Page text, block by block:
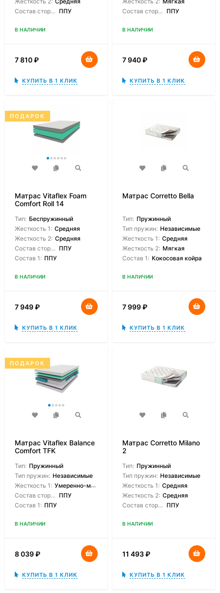
Состав сторон: ППУ
В НАЛИЧИИ
7 810₽
КУПИТЬ В 1 КЛИК
Состав сторон: ППУ
В НАЛИЧИИ
7 940₽
КУПИТЬ В 1 КЛИК
ПОДАРОК
Матрас Vitaflex Foam
Comfort Roll 14
Тип: Беспружинный
Жесткость 1: Средняя
Жесткость 2: Средняя
Состав сторон: ППУ
Состав 1: ППУ
В НАЛИЧИИ
7 949₽
КУПИТЬ В 1 КЛИК
Матрас Corretto Bella
Тип: Пружинный
Тип пружин: Независимые
Жесткость 1: Средняя
Жесткость 2: Мягкая
Состав 1: Кокосовая койра
В НАЛИЧИИ
7 999₽
КУПИТЬ В 1 КЛИК
ПОДАРОК
Матрас Vitaflex Balance
Comfort TFK
Тип: Пружинный
Тип пружин: Независимые
Жесткость 1: Умеренно-мягкая
Состав сторон: ППУ
Состав 1: ППУ
В НАЛИЧИИ
8 039₽
КУПИТЬ В 1 КЛИК
Матрас Corretto Milano
2
Тип: Пружинный
Тип пружин: Независимые
Жесткость 1: Средняя
Жесткость 2: Средняя
Состав сторон: ППУ
В НАЛИЧИИ
11 493₽
КУПИТЬ В 1 КЛИК